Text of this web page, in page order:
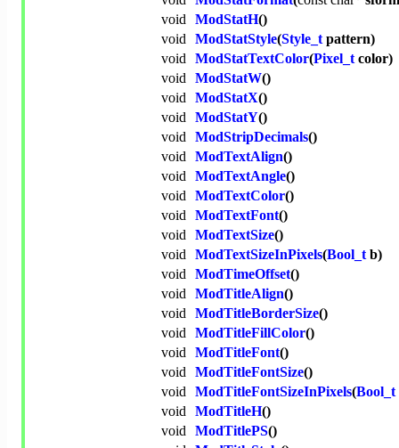
void ModStatH()
void ModStatStyle(Style_tpattern)
void ModStatTextColor(Pixel_tcolor)
void ModStatW()
void ModStatX()
void ModStatY()
void ModStripDecimals()
void ModTextAlign()
void ModTextAngle()
void ModTextColor()
void ModTextFont()
void ModTextSize()
void ModTextSizeInPixels(Bool_tb)
void ModTimeOffset()
void ModTitleAlign()
void ModTitleBorderSize()
void ModTitleFillColor()
void ModTitleFont()
void ModTitleFontSize()
void ModTitleFontSizeInPixels(Bool_t
void ModTitleH()
void ModTitlePS()